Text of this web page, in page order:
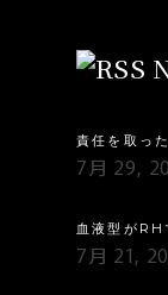
責任を取っ
7月 29,
血液型が
7月 21,